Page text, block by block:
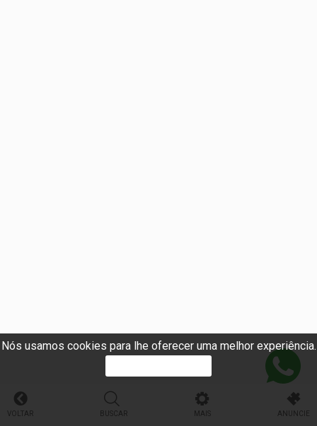
Nós usamos cookies para lhe oferecer uma melhor experiência.
VOLTAR BUSCAR MAIS ANUNCIE